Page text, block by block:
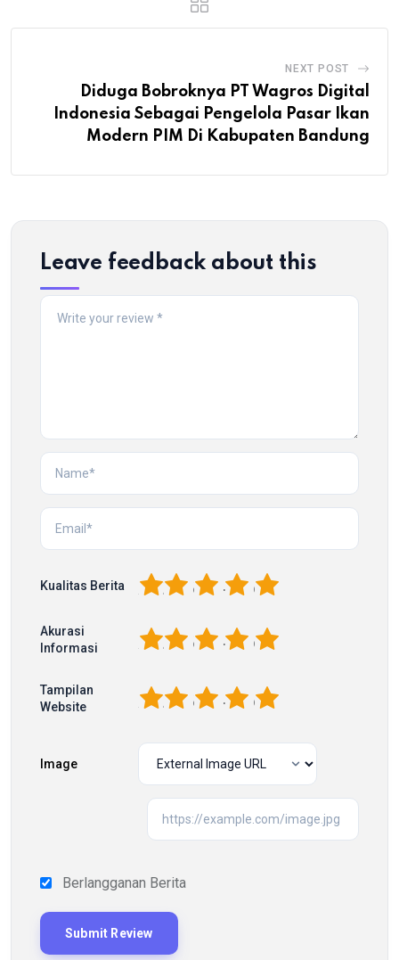
NEXT POST
Diduga Bobroknya PT Wagros Digital
Indonesia Sebagai Pengelola Pasar Ikan
Modern PIM Di Kabupaten Bandung
Leave feedback about this
Kualitas Berita 5
4
3
2
Akurasi
Informasi
5
4
3
2
Tampilan
Website
5
4
3
2
Image
Berlangganan Berita